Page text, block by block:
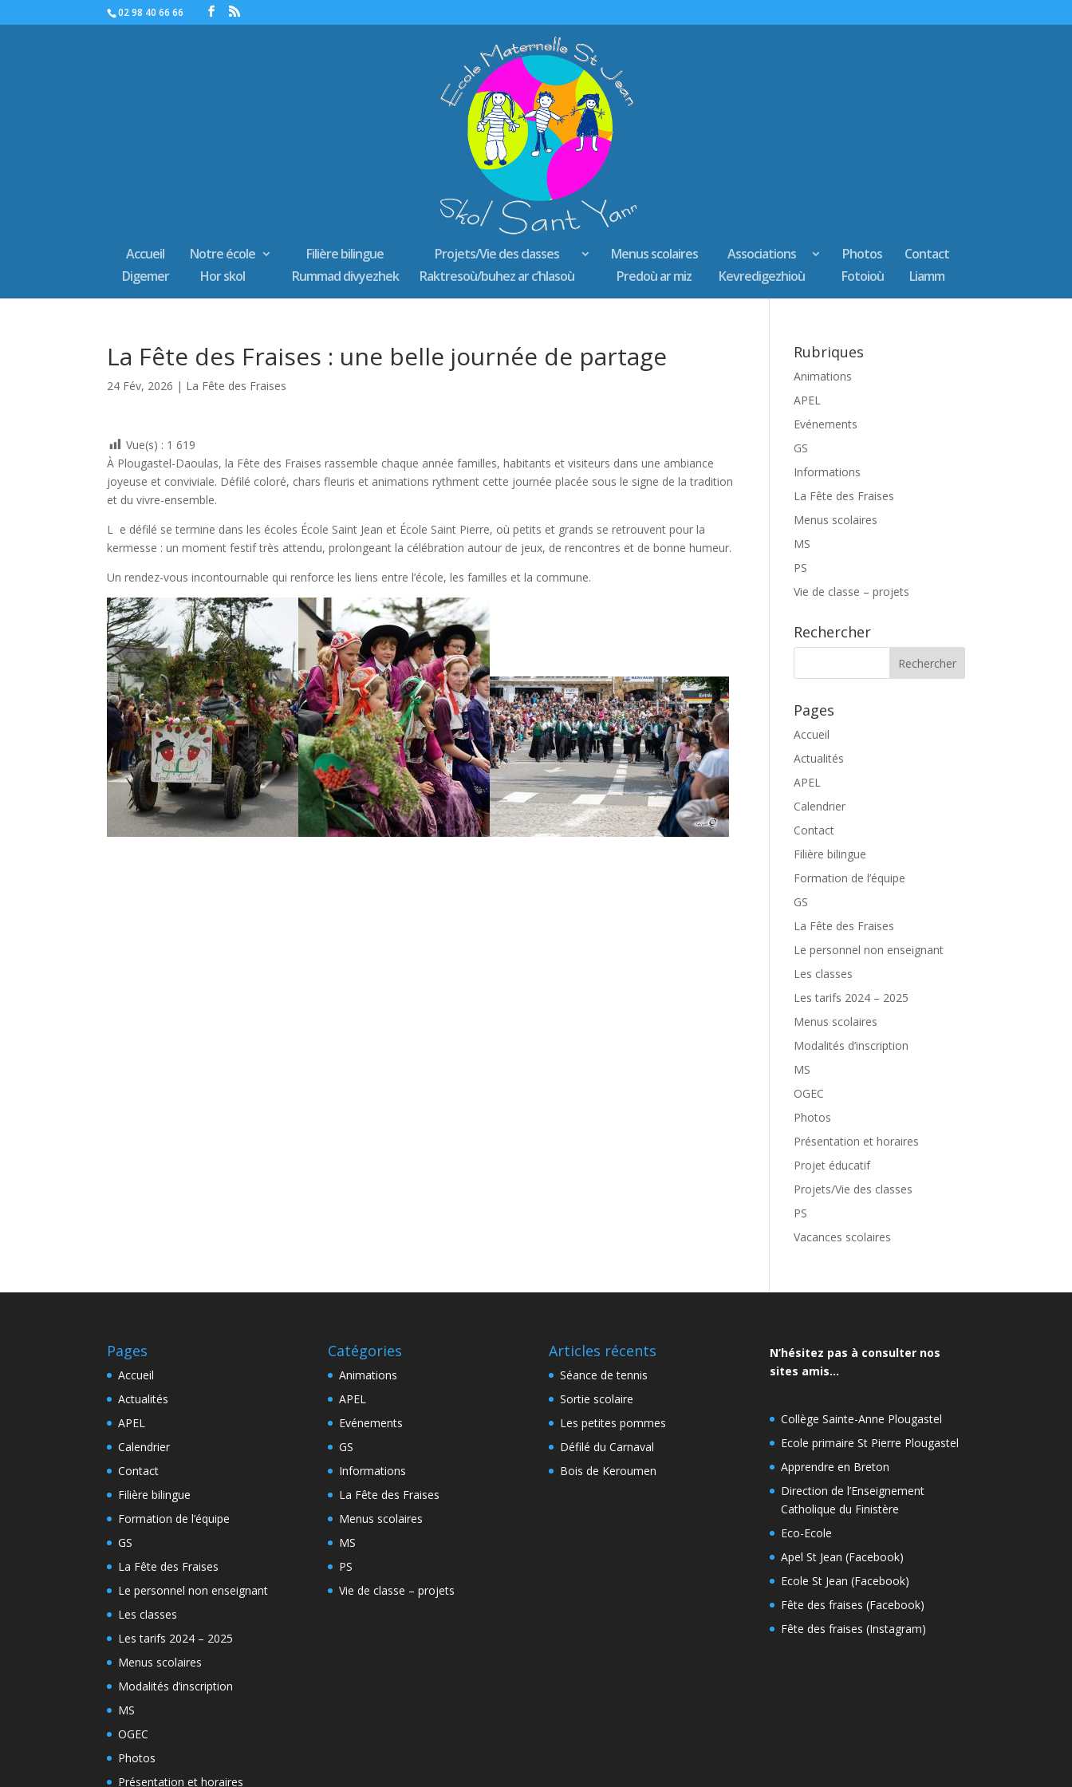
02 98 40 66 66
Accueil
Digemer
Notre école
Hor skol
Filière bilingue
Rummad divyezhek
Projets/Vie des classes
Raktresoù/buhez ar c’hlasoù
Menus scolaires
Predoù ar miz
Associations
Kevredigezhioù
Photos
Fotoioù
Contact
Liamm
La Fête des Fraises : une belle journée de partage
24 Fév, 2026 | La Fête des Fraises
Vue(s) : 1 619
À Plougastel-Daoulas, la Fête des Fraises rassemble chaque année familles, habitants et visiteurs dans une ambiance
joyeuse et conviviale. Défilé coloré, chars fleuris et animations rythment cette journée placée sous le signe de la tradition
et du vivre-ensemble.
L e défilé se termine dans les écoles École Saint Jean et École Saint Pierre, où petits et grands se retrouvent pour la
kermesse : un moment festif très attendu, prolongeant la célébration autour de jeux, de rencontres et de bonne humeur.
Un rendez-vous incontournable qui renforce les liens entre l’école, les familles et la commune.
Rubriques
Animations
APEL
Evénements
GS
Informations
La Fête des Fraises
Menus scolaires
MS
PS
Vie de classe – projets
Rechercher
Pages
Accueil
Actualités
APEL
Calendrier
Contact
Filière bilingue
Formation de l’équipe
GS
La Fête des Fraises
Le personnel non enseignant
Les classes
Les tarifs 2024 – 2025
Menus scolaires
Modalités d’inscription
MS
OGEC
Photos
Présentation et horaires
Projet éducatif
Projets/Vie des classes
PS
Vacances scolaires
Pages
Accueil
Actualités
APEL
Calendrier
Contact
Filière bilingue
Formation de l’équipe
GS
La Fête des Fraises
Le personnel non enseignant
Les classes
Les tarifs 2024 – 2025
Menus scolaires
Modalités d’inscription
MS
OGEC
Photos
Présentation et horaires
Catégories
Animations
APEL
Evénements
GS
Informations
La Fête des Fraises
Menus scolaires
MS
PS
Vie de classe – projets
Articles récents
Séance de tennis
Sortie scolaire
Les petites pommes
Défilé du Carnaval
Bois de Keroumen
N’hésitez pas à consulter nos
sites amis…
Collège Sainte-Anne Plougastel
Ecole primaire St Pierre Plougastel
Apprendre en Breton
Direction de l’Enseignement
Catholique du Finistère
Eco-Ecole
Apel St Jean (Facebook)
Ecole St Jean (Facebook)
Fête des fraises (Facebook)
Fête des fraises (Instagram)